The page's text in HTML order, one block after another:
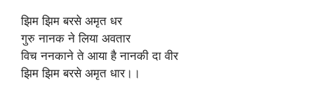
झिम झिम बरसे अमृत धर
गुरु नानक ने लिया अवतार
विच ननकाने ते आया है नानकी दा वीर
झिम झिम बरसे अमृत धार।।